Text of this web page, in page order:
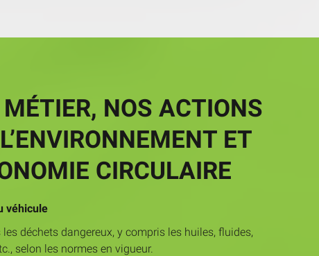
MÉTIER, NOS ACTIONS
ET
CIRCULAIRE
véhicule
déchets dangereux, y compris les huiles, fluides,
selon les normes en vigueur.